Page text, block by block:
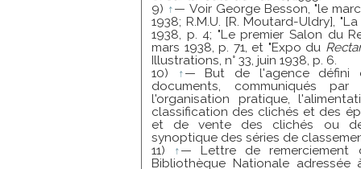
9) ↑— Voir George Besson, "le
1938; R.M.U. [R. Moutard-Uldry],
1938, p. 4; "Le premier Salon du
mars 1938, p. 71, et "Expo du
Illustrations, n° 33, juin 1938, p. 6.
10)
↑— But de l'agence défini
documents, communiqués
l'organisation pratique,
classification des clichés et des
et de vente des clichés ou
synoptique des séries de
11) ↑— Lettre de remerciement
Bibliothèque Nationale